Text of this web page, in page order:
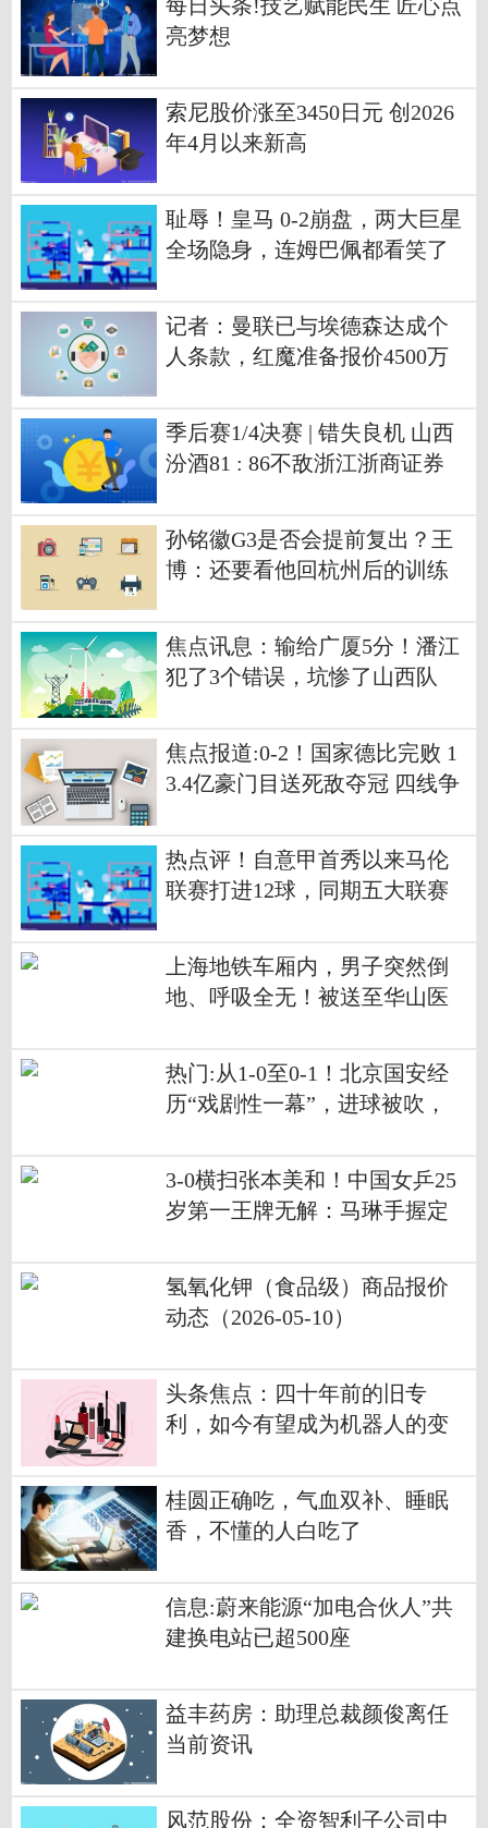
每日头条!技艺赋能民生 匠心点
亮梦想
索尼股价涨至3450日元 创2026
年4月以来新高
耻辱！皇马 0-2崩盘，两大巨星
全场隐身，连姆巴佩都看笑了
记者：曼联已与埃德森达成个
人条款，红魔准备报价4500万
季后赛1/4决赛 | 错失良机 山西
汾酒81 : 86不敌浙江浙商证券
孙铭徽G3是否会提前复出？王
博：还要看他回杭州后的训练
焦点讯息：输给广厦5分！潘江
犯了3个错误，坑惨了山西队
焦点报道:0-2！国家德比完败 1
3.4亿豪门目送死敌夺冠 四线争
热点评！自意甲首秀以来马伦
联赛打进12球，同期五大联赛
上海地铁车厢内，男子突然倒
地、呼吸全无！被送至华山医
热门:从1-0至0-1！北京国安经
历“戏剧性一幕”，进球被吹，
3-0横扫张本美和！中国女乒25
岁第一王牌无解：马琳手握定
氢氧化钾（食品级）商品报价
动态（2026-05-10）
头条焦点：四十年前的旧专
利，如今有望成为机器人的变
桂圆正确吃，气血双补、睡眠
香，不懂的人白吃了
信息:蔚来能源“加电合伙人”共
建换电站已超500座
益丰药房：助理总裁颜俊离任
当前资讯
风范股份：全资智利子公司中